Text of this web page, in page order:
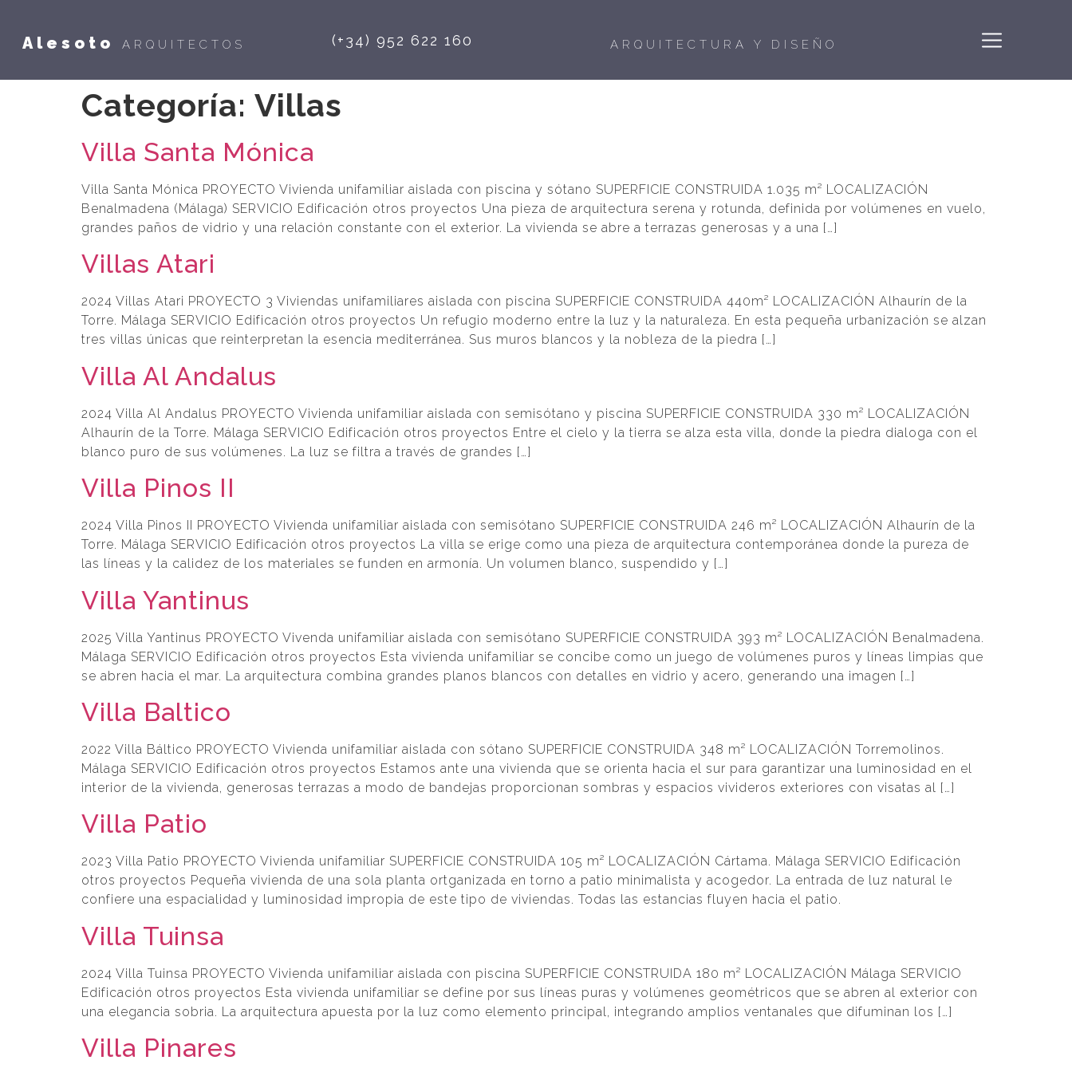
Alesoto ARQUITECTOS (+34) 952 622 160 ARQUITECTURA Y DISEÑO
Categoría: Villas
Villa Santa Mónica
Villa Santa Mónica PROYECTO Vivienda unifamiliar aislada con piscina y sótano SUPERFICIE CONSTRUIDA 1.035 m² LOCALIZACIÓN
Benalmadena (Málaga) SERVICIO Edificación otros proyectos Una pieza de arquitectura serena y rotunda, definida por volúmenes en vuelo,
grandes paños de vidrio y una relación constante con el exterior. La vivienda se abre a terrazas generosas y a una […]
Villas Atari
2024 Villas Atari PROYECTO 3 Viviendas unifamiliares aislada con piscina SUPERFICIE CONSTRUIDA 440m² LOCALIZACIÓN Alhaurín de la
Torre. Málaga SERVICIO Edificación otros proyectos Un refugio moderno entre la luz y la naturaleza. En esta pequeña urbanización se alzan
tres villas únicas que reinterpretan la esencia mediterránea. Sus muros blancos y la nobleza de la piedra […]
Villa Al Andalus
2024 Villa Al Andalus PROYECTO Vivienda unifamiliar aislada con semisótano y piscina SUPERFICIE CONSTRUIDA 330 m² LOCALIZACIÓN
Alhaurín de la Torre. Málaga SERVICIO Edificación otros proyectos Entre el cielo y la tierra se alza esta villa, donde la piedra dialoga con el
blanco puro de sus volúmenes. La luz se filtra a través de grandes […]
Villa Pinos II
2024 Villa Pinos II PROYECTO Vivienda unifamiliar aislada con semisótano SUPERFICIE CONSTRUIDA 246 m² LOCALIZACIÓN Alhaurín de la
Torre. Málaga SERVICIO Edificación otros proyectos La villa se erige como una pieza de arquitectura contemporánea donde la pureza de
las líneas y la calidez de los materiales se funden en armonía. Un volumen blanco, suspendido y […]
Villa Yantinus
2025 Villa Yantinus PROYECTO Vivenda unifamiliar aislada con semisótano SUPERFICIE CONSTRUIDA 393 m² LOCALIZACIÓN Benalmadena.
Málaga SERVICIO Edificación otros proyectos Esta vivienda unifamiliar se concibe como un juego de volúmenes puros y líneas limpias que
se abren hacia el mar. La arquitectura combina grandes planos blancos con detalles en vidrio y acero, generando una imagen […]
Villa Baltico
2022 Villa Báltico PROYECTO Vivienda unifamiliar aislada con sótano SUPERFICIE CONSTRUIDA 348 m² LOCALIZACIÓN Torremolinos.
Málaga SERVICIO Edificación otros proyectos Estamos ante una vivienda que se orienta hacia el sur para garantizar una luminosidad en el
interior de la vivienda, generosas terrazas a modo de bandejas proporcionan sombras y espacios vivideros exteriores con visatas al […]
Villa Patio
2023 Villa Patio PROYECTO Vivienda unifamiliar SUPERFICIE CONSTRUIDA 105 m²​ LOCALIZACIÓN Cártama. Málaga SERVICIO Edificación
otros proyectos Pequeña vivienda de una sola planta ortganizada en torno a patio minimalista y acogedor. La entrada de luz natural le
confiere una espacialidad y luminosidad impropia de este tipo de viviendas. Todas las estancias fluyen hacia el patio.
Villa Tuinsa
2024 Villa Tuinsa PROYECTO Vivienda unifamiliar aislada con piscina SUPERFICIE CONSTRUIDA 180 m² LOCALIZACIÓN Málaga SERVICIO
Edificación otros proyectos Esta vivienda unifamiliar se define por sus líneas puras y volúmenes geométricos que se abren al exterior con
una elegancia sobria. La arquitectura apuesta por la luz como elemento principal, integrando amplios ventanales que difuminan los […]
Villa Pinares